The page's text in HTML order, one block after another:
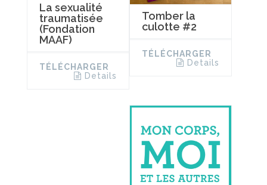
La sexualité
traumatisée
(Fondation
MAAF)
TÉLÉCHARGER
Details
Tomber la
culotte #2
TÉLÉCHARGER
Details